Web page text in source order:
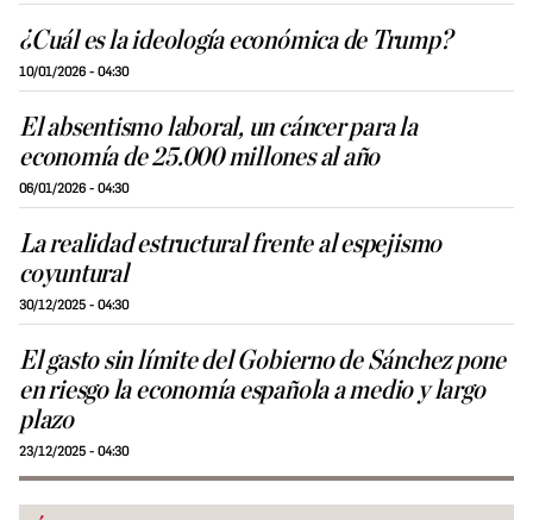
¿Cuál es la ideología económica de Trump?
10/01/2026 - 04:30
El absentismo laboral, un cáncer para la
economía de 25.000 millones al año
06/01/2026 - 04:30
La realidad estructural frente al espejismo
coyuntural
30/12/2025 - 04:30
El gasto sin límite del Gobierno de Sánchez pone
en riesgo la economía española a medio y largo
plazo
23/12/2025 - 04:30